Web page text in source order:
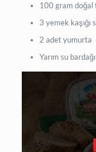
100 gram doğal
3 yemek kaşığı
2 adet yumurta
Yarım su